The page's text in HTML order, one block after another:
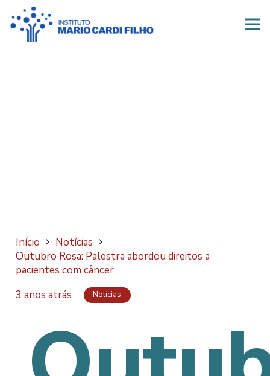
Início
Notícias
Outubro Rosa: Palestra abordou direitos a
pacientes com câncer
3 anos atrás
Notícias